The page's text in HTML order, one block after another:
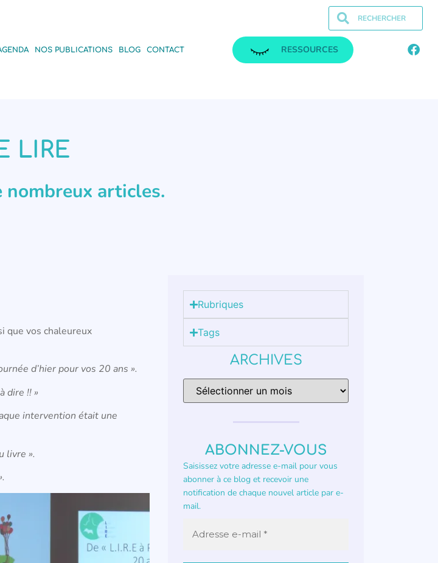
NOS PUBLICATIONS BLOG CONTACT RESSOURCES
LIRE
nombreux articles.
que vos chaleureux
d’hier pour vos 20 ans ».
dire !! »
intervention était une
livre ».
Rubriques
Tags
ARCHIVES
ABONNEZ-VOUS
Saisissez votre adresse e-mail pour vous
abonner à ce blog et recevoir une
notification de chaque nouvel article par e-
mail.